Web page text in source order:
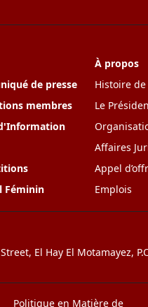
de presse
membres
Féminin
À propos
Histoire de
Le
Affaires
Appel
Emplois
El Hay El Motamayez,
Politique en Matière de